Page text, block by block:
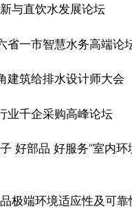
与直饮水发展论坛
省一市智慧水务高端论
建筑给排水设计师大会
业千企采购高峰论坛
好部品 好服务”室内
极端环境适应性及可靠